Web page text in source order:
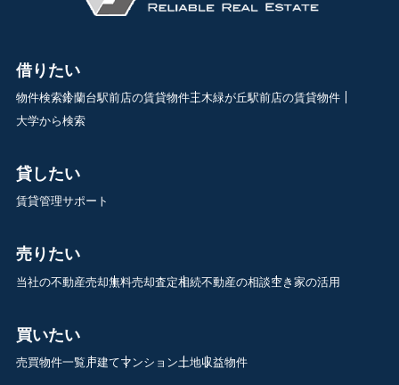
借りたい
物件検索鈴蘭台駅前店の賃貸物件三木緑が丘駅前店の賃貸物件
大学から検索
貸したい
賃貸管理サポート
売りたい
当社の不動産売却無料売却査定相続不動産の相談空き家の活用
買いたい
売買物件一覧戸建てマンション土地収益物件